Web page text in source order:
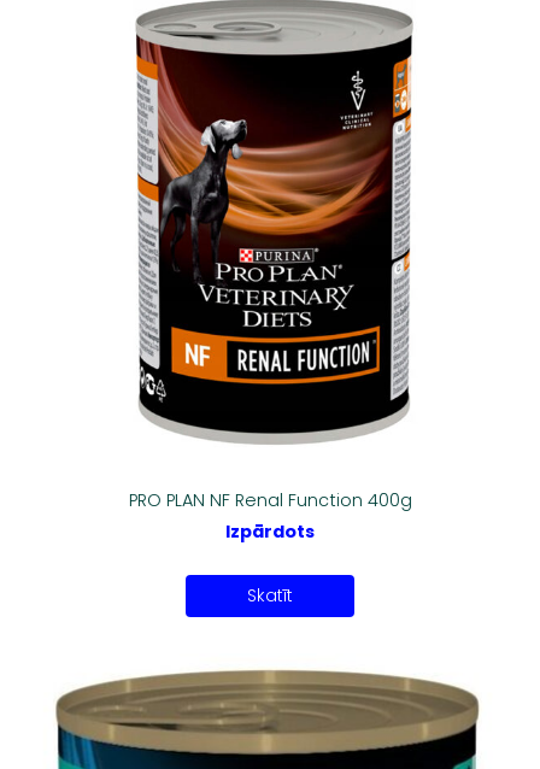
PRO PLAN NF Renal Function 400g
Izpārdots
Skatīt